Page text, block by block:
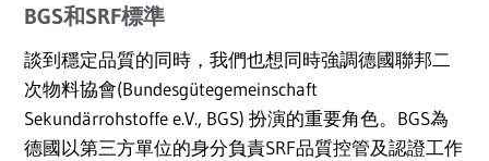
BGS和SRF標準
談到穩定品質的同時，我們也想同時強調德國聯邦二
次物料協會(Bundesgütegemeinschaft
Sekundärrohstoffe e.V., BGS) 扮演的重要角色。BGS為
德國以第三方單位的身分負責SRF品質控管及認證工作